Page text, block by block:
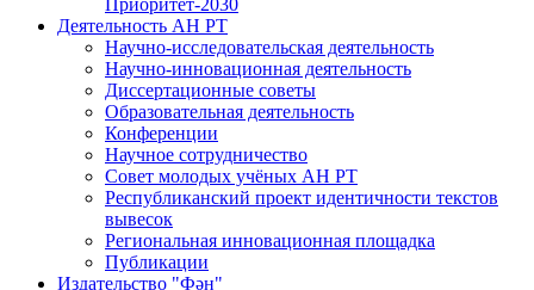
Деятельность АН РТ
Научно-исследовательская деятельность
Научно-инновационная деятельность
Диссертационные советы
Образовательная деятельность
Конференции
Научное сотрудничество
Совет молодых учёных АН РТ
Республиканский проект идентичности текстов
вывесок
Региональная инновационная площадка
Публикации
Издательство "Фән"